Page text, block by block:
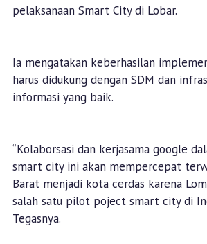
pelaksanaan Smart City di Lobar.
Ia mengatakan keberhasilan
harus didukung dengan SDM dan
informasi yang baik.
“Kolaborsasi dan kerjasama google
smart city ini akan mempercepat
Barat menjadi kota cerdas karena
salah satu pilot poject smart city di
Tegasnya.